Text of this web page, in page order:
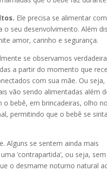
Ele precisa se alimentar
seu desenvolvimento. Além
amor, carinho e segurança.
se observamos
a partir do momento que
com sua mãe. Ou seja,
vão sendo alimentadas além
bebê, em brincadeiras, olho
permitindo que o bebê se
Alguns se sentem ainda mais
‘contrapartida’, ou seja,
o desmame noturno natural